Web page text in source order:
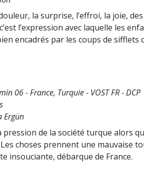
la surprise, l’effroi, la joie,
l’expression avec laquelle les
encadrés par les coups de sifflets
06 - France, Turquie - VOST FR - DCP
Ergün
pression de la société turque alors
choses prennent une mauvaise
insouciante, débarque de France.